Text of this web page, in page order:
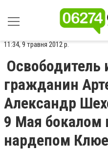
11:34, 9 травня 2012 р.
Освободитель
гражданин
Александр
9 Мая бокалом
нардепом